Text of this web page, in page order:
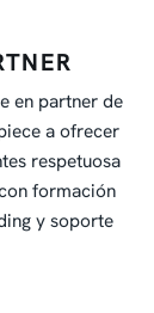
en partner de
a ofrecer
respetuosa
formación
y soporte